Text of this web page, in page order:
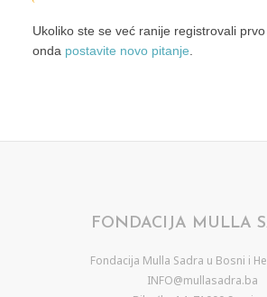
Ukoliko ste se već ranije registrovali prvo
onda postavite novo pitanje.
FONDACIJA MULLA
Fondacija Mulla Sadra u Bosni i
INFO@mullasadra.ba